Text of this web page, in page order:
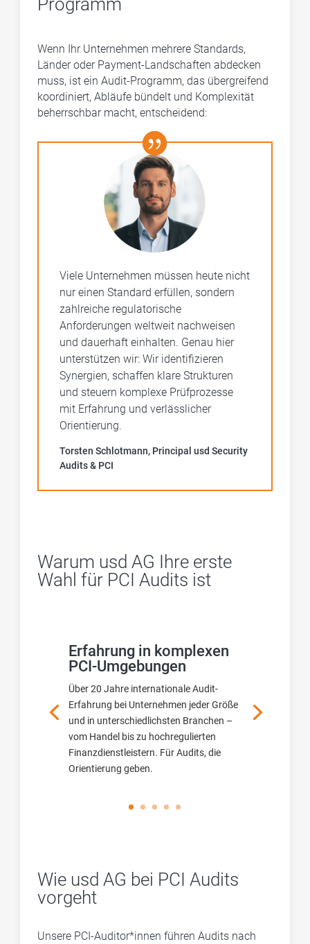
Programm
Wenn Ihr Unternehmen mehrere Standards,
Länder oder Payment-Landschaften abdecken
muss, ist ein Audit-Programm, das übergreifend
koordiniert, Abläufe bündelt und Komplexität
beherrschbar macht, entscheidend:
Viele Unternehmen müssen heute nicht
nur einen Standard erfüllen, sondern
zahlreiche regulatorische
Anforderungen weltweit nachweisen
und dauerhaft einhalten. Genau hier
unterstützen wir: Wir identifizieren
Synergien, schaffen klare Strukturen
und steuern komplexe Prüfprozesse
mit Erfahrung und verlässlicher
Orientierung.
Torsten Schlotmann, Principal usd Security
Audits & PCI
Warum usd AG Ihre erste
Wahl für PCI Audits ist
Erfahrung in komplexen
PCI-Umgebungen
Über 20 Jahre internationale Audit-
Erfahrung bei Unternehmen jeder Größe
und in unterschiedlichsten Branchen –
vom Handel bis zu hochregulierten
Finanzdienstleistern. Für Audits, die
Orientierung geben.
Wie usd AG bei PCI Audits
vorgeht
Unsere PCI-Auditor*innen führen Audits nach